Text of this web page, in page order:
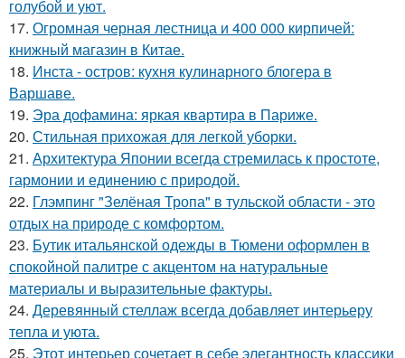
голубой и уют.
17. Огромная черная лестница и 400 000 кирпичей:
книжный магазин в Китае.
18. Инста - остров: кухня кулинарного блогера в
Варшаве.
19. Эра дофамина: яркая квартира в Париже.
20. Стильная прихожая для легкой уборки.
21. Архитектура Японии всегда стремилась к простоте,
гармонии и единению с природой.
22. Глэмпинг "Зелёная Тропа" в тульской области - это
отдых на природе с комфортом.
23. Бутик итальянской одежды в Тюмени оформлен в
спокойной палитре с акцентом на натуральные
материалы и выразительные фактуры.
24. Деревянный стеллаж всегда добавляет интерьеру
тепла и уюта.
25. Этот интерьер сочетает в себе элегантность классики